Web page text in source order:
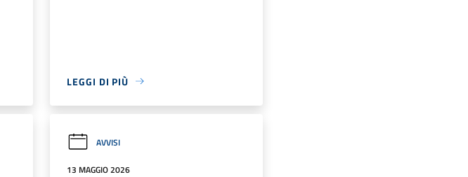
LEGGI DI PIÙ
AVVISI
13 MAGGIO 2026